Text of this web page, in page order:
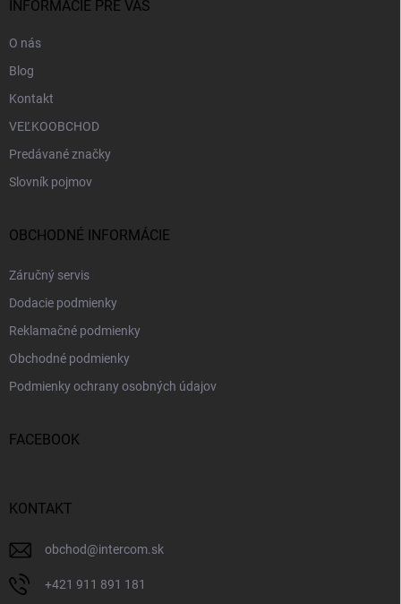
INFORMÁCIE PRE VÁS
O nás
Blog
Kontakt
VEĽKOOBCHOD
Predávané značky
Slovník pojmov
OBCHODNÉ INFORMÁCIE
Záručný servis
Dodacie podmienky
Reklamačné podmienky
Obchodné podmienky
Podmienky ochrany osobných údajov
FACEBOOK
KONTAKT
obchod@intercom.sk
+421 911 891 181